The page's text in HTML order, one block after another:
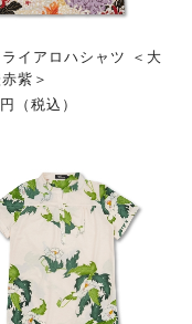
イアロハシャツ ＜大
紫＞
（税込）